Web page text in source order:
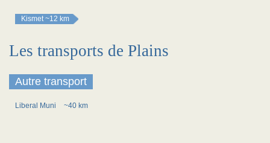
Kismet ~12 km
Les transports de Plains
Autre transport
Liberal Muni ~40 km